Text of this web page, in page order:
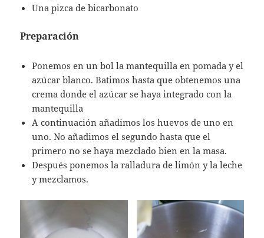
Una pizca de bicarbonato
Preparación
Ponemos en un bol la mantequilla en pomada y el
azúcar blanco. Batimos hasta que obtenemos una
crema donde el azúcar se haya integrado con la
mantequilla
A continuación añadimos los huevos de uno en
uno. No añadimos el segundo hasta que el
primero no se haya mezclado bien en la masa.
Después ponemos la ralladura de limón y la leche
y mezclamos.